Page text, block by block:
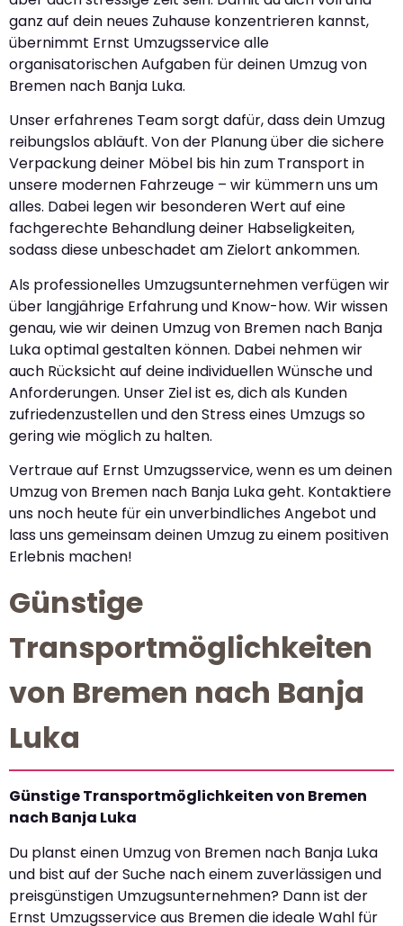
ganz auf dein neues Zuhause konzentrieren kannst,
übernimmt Ernst Umzugsservice alle
organisatorischen Aufgaben für deinen Umzug von
Bremen nach Banja Luka.
Unser erfahrenes Team sorgt dafür, dass dein Umzug
reibungslos abläuft. Von der Planung über die sichere
Verpackung deiner Möbel bis hin zum Transport in
unsere modernen Fahrzeuge – wir kümmern uns um
alles. Dabei legen wir besonderen Wert auf eine
fachgerechte Behandlung deiner Habseligkeiten,
sodass diese unbeschadet am Zielort ankommen.
Als professionelles Umzugsunternehmen verfügen wir
über langjährige Erfahrung und Know-how. Wir wissen
genau, wie wir deinen Umzug von Bremen nach Banja
Luka optimal gestalten können. Dabei nehmen wir
auch Rücksicht auf deine individuellen Wünsche und
Anforderungen. Unser Ziel ist es, dich als Kunden
zufriedenzustellen und den Stress eines Umzugs so
gering wie möglich zu halten.
Vertraue auf Ernst Umzugsservice, wenn es um deinen
Umzug von Bremen nach Banja Luka geht. Kontaktiere
uns noch heute für ein unverbindliches Angebot und
lass uns gemeinsam deinen Umzug zu einem positiven
Erlebnis machen!
Günstige
Transportmöglichkeiten
von Bremen nach Banja
Luka
Günstige Transportmöglichkeiten von Bremen
nach Banja Luka
Du planst einen Umzug von Bremen nach Banja Luka
und bist auf der Suche nach einem zuverlässigen und
preisgünstigen Umzugsunternehmen? Dann ist der
Ernst Umzugsservice aus Bremen die ideale Wahl für